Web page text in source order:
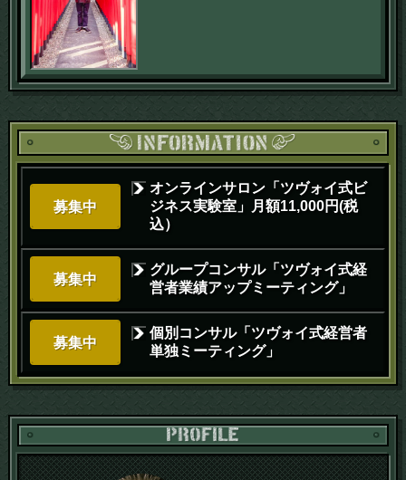
募集中
オンラインサロン「ツヴォイ式ビ
ジネス実験室」月額11,000円(税
込）
募集中
グループコンサル「ツヴォイ式経
営者業績アップミーティング」
募集中
個別コンサル「ツヴォイ式経営者
単独ミーティング」